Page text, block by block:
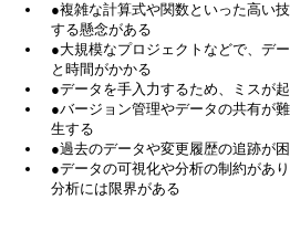
●複雑な計算式や関数といった高い
する懸念がある
●大規模なプロジェクトなどで、デ
と時間がかかる
●データを手入力するため、ミスが
●バージョン管理やデータの共有が
生する
●過去のデータや変更履歴の追跡が
●データの可視化や分析の制約があ
分析には限界がある